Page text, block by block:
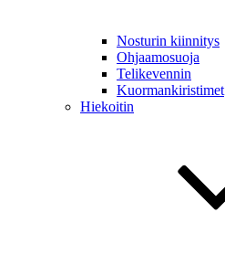
Nosturin kiinnitys
Ohjaamosuoja
Telikevennin
Kuormankiristimet
Hiekoitin